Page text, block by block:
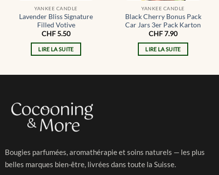
YANKEE CANDLE
Lavender Bliss Signature
Filled Votive
CHF5.50
LIRE LA SUITE
YANKEE CANDLE
Black Cherry Bonus Pack
Car Jars 3er Pack Karton
CHF7.90
LIRE LA SUITE
Bougies parfumées, aromathérapie et soins naturels — les plus
belles marques bien-être, livrées dans toute la Suisse.